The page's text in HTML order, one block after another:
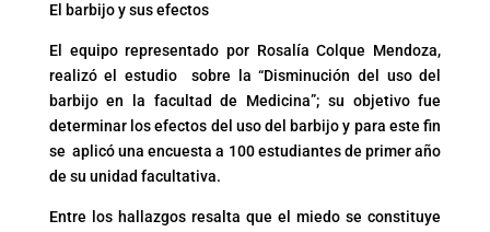
El barbijo y sus efectos
El equipo representado por Rosalía Colque Mendoza,
realizó el estudio sobre la “Disminución del uso del
barbijo en la facultad de Medicina”; su objetivo fue
determinar los efectos del uso del barbijo y para este fin
se aplicó una encuesta a 100 estudiantes de primer año
de su unidad facultativa.
Entre los hallazgos resalta que el miedo se constituye